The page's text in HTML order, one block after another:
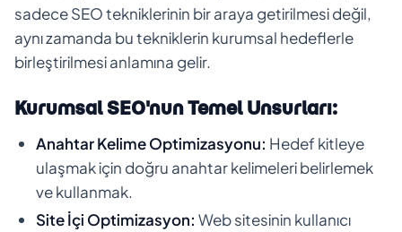
sadece SEO tekniklerinin bir araya getirilmesi değil,
aynı zamanda bu tekniklerin kurumsal hedeflerle
birleştirilmesi anlamına gelir.
Kurumsal SEO'nun Temel Unsurları:
Anahtar Kelime Optimizasyonu: Hedef kitleye
ulaşmak için doğru anahtar kelimeleri belirlemek
ve kullanmak.
Site İçi Optimizasyon: Web sitesinin kullanıcı